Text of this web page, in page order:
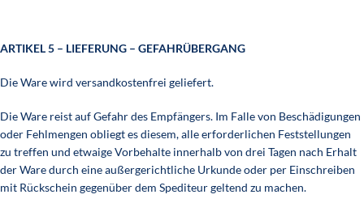
ARTIKEL 5 – LIEFERUNG – GEFAHRÜBERGANG
Die Ware wird versandkostenfrei geliefert.
Die Ware reist auf Gefahr des Empfängers. Im Falle von Beschädigungen
oder Fehlmengen obliegt es diesem, alle erforderlichen Feststellungen
zu treffen und etwaige Vorbehalte innerhalb von drei Tagen nach Erhalt
der Ware durch eine außergerichtliche Urkunde oder per Einschreiben
mit Rückschein gegenüber dem Spediteur geltend zu machen.